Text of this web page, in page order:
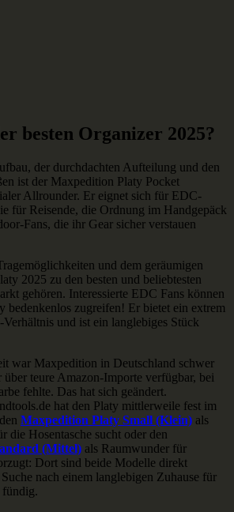
besten Organizer 2025?
der durchdachten Aufteilung und den
ist der Maxpedition Platy Pocket
Allrounder. Er eignet sich für EDC-
für Reisende, die Ordnung im Handgepäck
Fans, die ihr Gear sicher verstauen
und dem geräumigen
2025 zu den besten und beliebtesten
gehören. Interessierte EDC Fans können
bedenkenlos zugreifen! Er bietet ein extrem
Verhältnis und ist ein langlebiges Stück
war Maxpedition in Deutschland schwer
über teure Amazon-Importe verfügbar, bei
fehlte. Das hat sich geändert.
hat den Platy mittlerweile fest im
Maxpedition Platy Small (Klein) als
die Hosentasche sucht oder den
(Mittel) als Raumwunder für
Dort sind beide Modelle direkt
nach einem langlebigen Zuhause für
fündig.